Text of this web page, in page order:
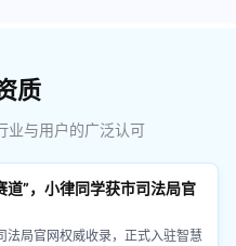
质
业与用户的广泛认可
道”，小律同学获市司法局官
法局官网权威收录，正式入驻智慧